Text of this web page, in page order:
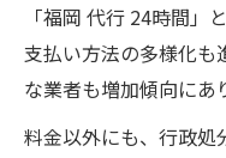
「福岡 代行 24時間」
支払い方法の多様化
な業者も増加傾向にあ
料金以外にも、行政処